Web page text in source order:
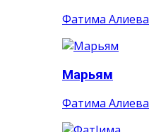
Фатима Алиева
Марьям
Фатима Алиева